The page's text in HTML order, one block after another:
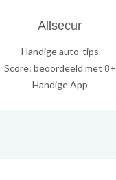
Allsecur
Handige auto-tips
Score: beoordeeld met 8+
Handige App